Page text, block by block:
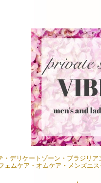
デリケートゾーン・ブラジリ
ェムケア・オムケア・メンズエ